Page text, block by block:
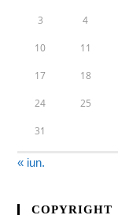
3 4
10 11
17 18
24 25
31
« iun.
COPYRIGHT